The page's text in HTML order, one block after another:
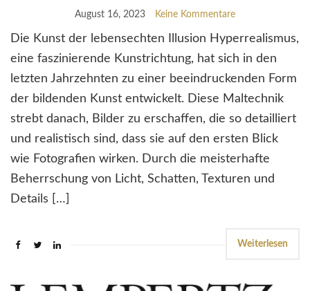
August 16, 2023 Keine Kommentare
Die Kunst der lebensechten Illusion Hyperrealismus,
eine faszinierende Kunstrichtung, hat sich in den
letzten Jahrzehnten zu einer beeindruckenden Form
der bildenden Kunst entwickelt. Diese Maltechnik
strebt danach, Bilder zu erschaffen, die so detailliert
und realistisch sind, dass sie auf den ersten Blick
wie Fotografien wirken. Durch die meisterhafte
Beherrschung von Licht, Schatten, Texturen und
Details […]
Weiterlesen